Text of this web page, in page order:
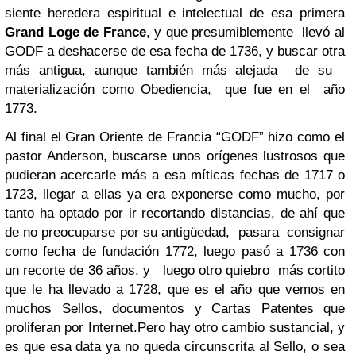
siente heredera espiritual e intelectual de esa primera
Grand Loge de France, y que presumiblemente llevó al
GODF a deshacerse de esa fecha de 1736, y buscar otra
más antigua, aunque también más alejada de su
materialización como Obediencia, que fue en el año
1773.
Al final el Gran Oriente de Francia “GODF” hizo como el
pastor Anderson, buscarse unos orígenes lustrosos que
pudieran acercarle más a esa míticas fechas de 1717 o
1723, llegar a ellas ya era exponerse como mucho, por
tanto ha optado por ir recortando distancias, de ahí que
de no preocuparse por su antigüedad, pasara consignar
como fecha de fundación 1772, luego pasó a 1736 con
un recorte de 36 años, y luego otro quiebro más cortito
que le ha llevado a 1728, que es el año que vemos en
muchos Sellos, documentos y Cartas Patentes que
proliferan por Internet.Pero hay otro cambio sustancial, y
es que esa data ya no queda circunscrita al Sello, o sea